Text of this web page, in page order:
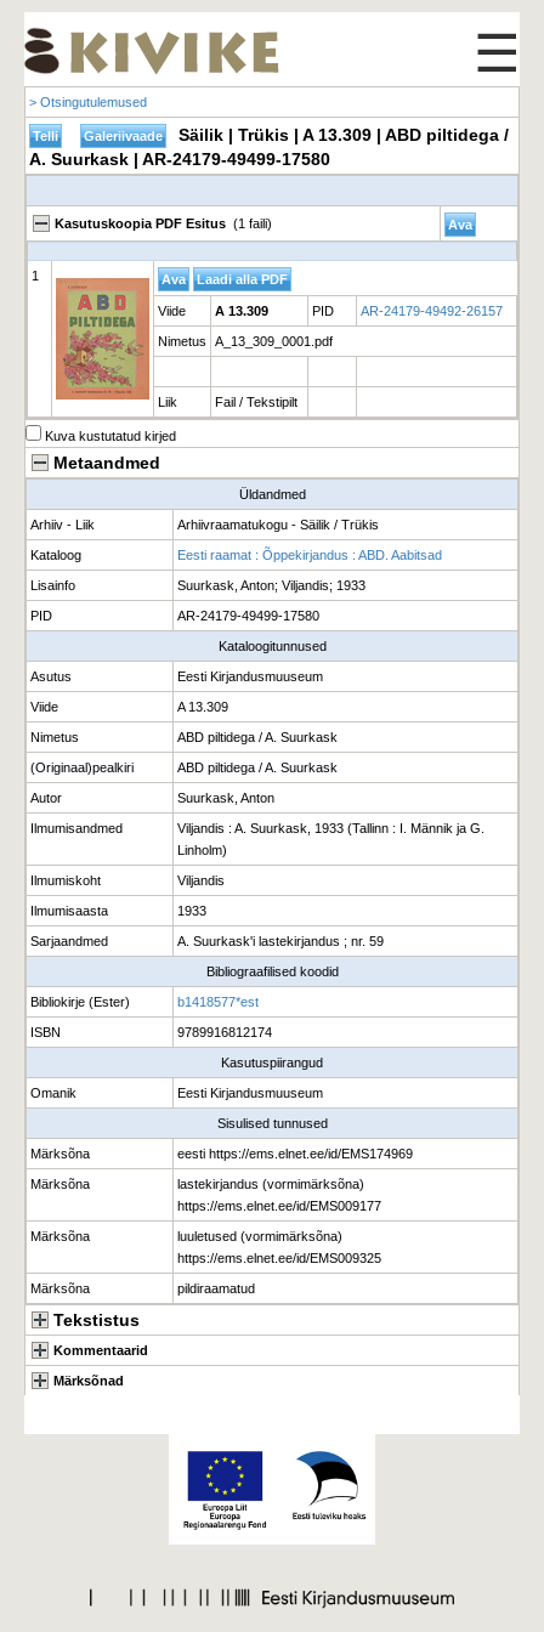
☰
> Otsingutulemused
Säilik | Trükis | A 13.309 | ABD piltidega /
A. Suurkask | AR-24179-49499-17580
Kasutuskoopia PDF Esitus (1 faili)
1
Viide A 13.309 PID AR-24179-49492-26157
Nimetus A_13_309_0001.pdf
Liik Fail / Tekstipilt
Kuva kustutatud kirjed
Metaandmed
Üldandmed
Arhiiv - Liik Arhiivraamatukogu - Säilik / Trükis
Kataloog Eesti raamat : Õppekirjandus : ABD. Aabitsad
Lisainfo Suurkask, Anton; Viljandis; 1933
PID AR-24179-49499-17580
Kataloogitunnused
Asutus Eesti Kirjandusmuuseum
Viide A 13.309
Nimetus ABD piltidega / A. Suurkask
(Originaal)pealkiri ABD piltidega / A. Suurkask
Autor Suurkask, Anton
Ilmumisandmed
Viljandis : A. Suurkask, 1933 (Tallinn : I. Männik ja G.
Linholm)
Ilmumiskoht Viljandis
Ilmumisaasta 1933
Sarjaandmed A. Suurkask'i lastekirjandus ; nr. 59
Bibliograafilised koodid
Bibliokirje (Ester) b1418577*est
ISBN 9789916812174
Kasutuspiirangud
Omanik Eesti Kirjandusmuuseum
Sisulised tunnused
Märksõna eesti https://ems.elnet.ee/id/EMS174969
Märksõna
lastekirjandus (vormimärksõna)
https://ems.elnet.ee/id/EMS009177
Märksõna
luuletused (vormimärksõna)
https://ems.elnet.ee/id/EMS009325
Märksõna pildiraamatud
Tekstistus
Kommentaarid
Märksõnad